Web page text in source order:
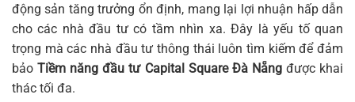
động sản tăng trưởng ổn định, mang lại lợi nhuận hấp dẫn
cho các nhà đầu tư có tầm nhìn xa. Đây là yếu tố quan
trọng mà các nhà đầu tư thông thái luôn tìm kiếm để đảm
bảoTiềm năng đầu tư Capital Square Đà Nẵngđược khai
thác tối đa.